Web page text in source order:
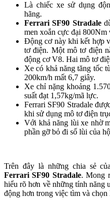
Là chiếc xe sử dụng
hãng.
Ferrari SF90 Stradale
men xoắn cực đại 800Nm
Động cơ này khi kết hợp
tơ điện. Một mô tơ điện
động cơ V8. Hai mô tơ
Xe có khả năng tăng tốc
200km/h mất 6,7 giây.
Xe chỉ nặng khoảng
suất đạt 1,57kg/mã lực.
Ferrari SF90 Stradale
khi sử dụng mô tơ điện
Với khả năng lùi xe nhờ
phần gỡ bỏ đi số lùi của
Trên đây là những chia sẻ
Ferrari SF90 Stradale. Mong
hiểu rõ hơn về những tính năng
động hơn trong việc tìm và